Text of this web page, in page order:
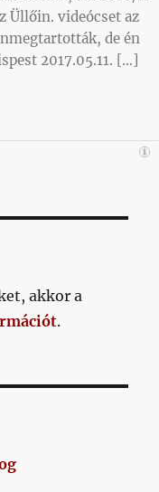
Üllőin. videócset az
de én
2017.05.11. […]
akkor a
.